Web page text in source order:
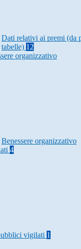
Dati relativi ai premi (da
tabelle) 12
organizzativo
Benessere organizzativo
4
vigilati 1